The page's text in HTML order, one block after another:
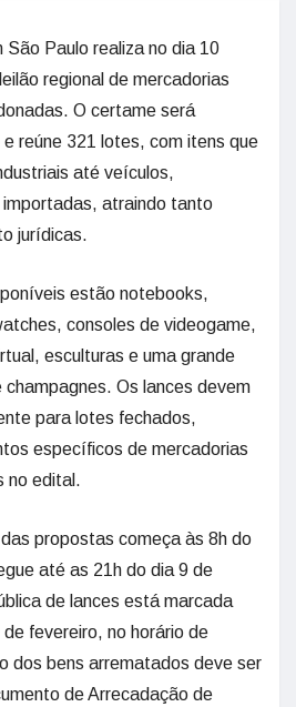
Paulo realiza no dia 10
regional de mercadorias
O certame será
reúne 321 lotes, com itens que
até veículos,
atraindo tanto
jurídicas.
estão notebooks,
consoles de videogame,
esculturas e uma grande
champagnes. Os lances devem
para lotes fechados,
específicos de mercadorias
no edital.
propostas começa às 8h do
até as 21h do dia 9 de
de lances está marcada
fevereiro, no horário de
dos bens arrematados deve ser
de Arrecadação de